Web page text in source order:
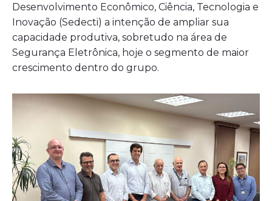
Desenvolvimento Econômico, Ciência, Tecnologia e
Inovação (Sedecti) a intenção de ampliar sua
capacidade produtiva, sobretudo na área de
Segurança Eletrônica, hoje o segmento de maior
crescimento dentro do grupo.